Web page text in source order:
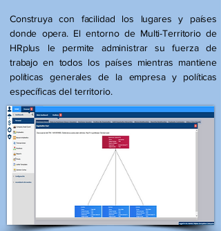
Construya con facilidad los lugares y países
donde opera. El entorno de Multi-Territorio de
HRplus le permite administrar su fuerza de
trabajo en todos los países mientras mantiene
políticas generales de la empresa y políticas
específicas del territorio.